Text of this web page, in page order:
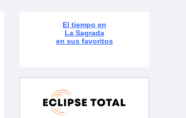
El tiempo en
La Sagrada
en sus favoritos